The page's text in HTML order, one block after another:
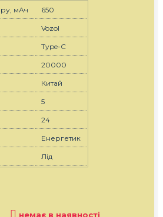
мАч 650
Vozol
Type-C
20000
Китай
5
24
Енергетик
Лiд
немає в наявності